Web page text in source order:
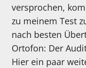
versprochen,
zu meinem Test
nach besten
Ortofon: Der
Hier ein paar